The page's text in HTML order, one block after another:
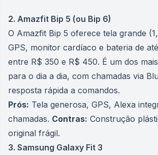
2. Amazfit Bip 5 (ou Bip 6)
O Amazfit Bip 5 oferece tela grande
GPS, monitor cardíaco e bateria de
entre R$ 350 e R$ 450. É um dos
para o dia a dia, com chamadas via
resposta rápida a comandos.
Prós: Tela generosa, GPS, Alexa
chamadas. Contras: Construção
original frágil.
3. Samsung Galaxy Fit 3